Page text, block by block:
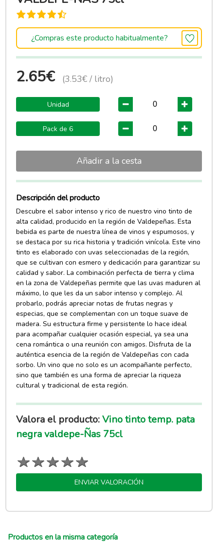
¿Compras este producto habitualmente?
2.65€ (3.53€ / litro)
Unidad
Pack de 6
Añadir a la cesta
Descripción del producto
Descubre el sabor intenso y rico de nuestro vino tinto de
alta calidad, producido en la región de Valdepeñas. Esta
bebida es parte de nuestra línea de vinos y espumosos, y
se destaca por su rica historia y tradición vinícola. Este vino
tinto es elaborado con uvas seleccionadas de la región,
que se cultivan con esmero y dedicación para garantizar su
calidad y sabor. La combinación perfecta de tierra y clima
en la zona de Valdepeñas permite que las uvas maduren al
máximo, lo que les da un sabor intenso y complejo. Al
probarlo, podrás apreciar notas de frutas negras y
especias, que se complementan con un toque suave de
madera. Su estructura firme y persistente lo hace ideal
para acompañar cualquier ocasión especial, ya sea una
cena romántica o una reunión con amigos. Disfruta de la
auténtica esencia de la región de Valdepeñas con cada
sorbo. Un vino que no solo es un acompañante perfecto,
sino que también es una forma de apreciar la riqueza
cultural y tradicional de esta región.
Valora el producto:Vino tinto temp. pata
negra valdepe-Ñas 75cl
ENVIAR VALORACIÓN
Productos en la misma categoría